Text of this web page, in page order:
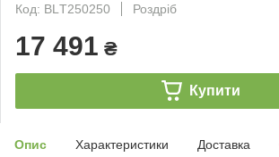
Код: BLТ250250
Роздріб
17 491 ₴
Купити
Опис Характеристики Доставка